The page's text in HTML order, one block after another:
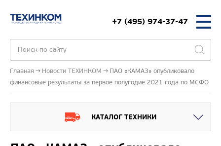
+7 (495) 974-37-47
Главная Новости ТЕХИНКОМ
ПАО «КАМАЗ» опубликовало
финансовые результаты за первое полугодие 2021 года по МСФО
КАТАЛОГ ТЕХНИКИ